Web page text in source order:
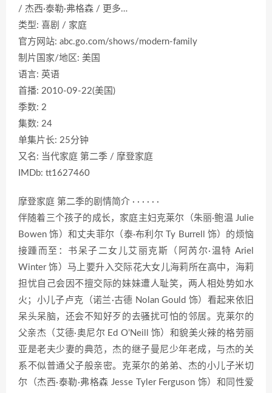
/ 杰西·泰勒·弗格森 / 更多…
类型: 喜剧 / 家庭
官方网站: abc.go.com/shows/modern-family
制片国家/地区: 美国
语言: 英语
首播: 2010-09-22(美国)
季数: 2
集数: 24
单集片长: 25分钟
又名: 当代家庭 第二季 / 摩登家庭
IMDb: tt1627460
摩登家庭 第二季的剧情简介 · · · · · ·
伴随着三个孩子的成长，家庭主妇克莱尔（朱丽·鲍温 Julie
Bowen 饰）和丈夫菲尔（泰·布利尔 Ty Burrell 饰）的烦恼
接踵而至：书呆子二女儿艾丽克斯（阿芮尔·温特 Ariel
Winter 饰）马上要升入交际花大女儿海莉所在高中，海莉
担忧自己会因不擅交际的妹妹遭人耻笑，两人相处势如水
火；小儿子卢克（诺兰·古德 Nolan Gould 饰）看起来依旧
呆头呆脑，还会不知好歹的去骚扰可怕的邻居。克莱尔的
父亲杰（艾德·奥尼尔 Ed O’Neill 饰）和貌美火辣的格劳丽
亚是老夫少妻的典范，杰的继子曼尼少年老成，与杰的关
系不似普通父子般亲密。克莱尔的弟弟、杰的小儿子米切
尔（杰西·泰勒·弗格森 Jesse Tyler Ferguson 饰）和同性爱